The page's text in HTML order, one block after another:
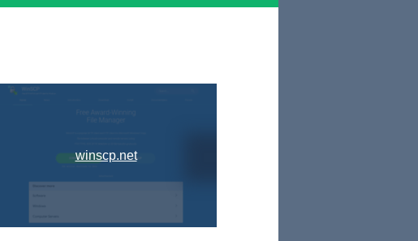
winscp.net